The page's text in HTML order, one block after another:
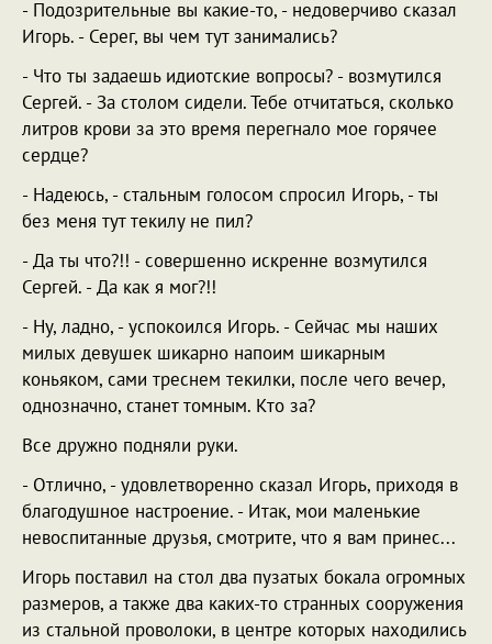
- Подозрительные вы какие-то, - недоверчиво сказал
Игорь. - Серег, вы чем тут занимались?
- Что ты задаешь идиотские вопросы? - возмутился
Сергей. - За столом сидели. Тебе отчитаться, сколько
литров крови за это время перегнало мое горячее
сердце?
- Надеюсь, - стальным голосом спросил Игорь, - ты
без меня тут текилу не пил?
- Да ты что?!! - совершенно искренне возмутился
Сергей. - Да как я мог?!!
- Ну, ладно, - успокоился Игорь. - Сейчас мы наших
милых девушек шикарно напоим шикарным
коньяком, сами треснем текилки, после чего вечер,
однозначно, станет томным. Кто за?
Все дружно подняли руки.
- Отлично, - удовлетворенно сказал Игорь, приходя в
благодушное настроение. - Итак, мои маленькие
невоспитанные друзья, смотрите, что я вам принес...
Игорь поставил на стол два пузатых бокала огромных
размеров, а также два каких-то странных сооружения
из стальной проволоки, в центре которых находились